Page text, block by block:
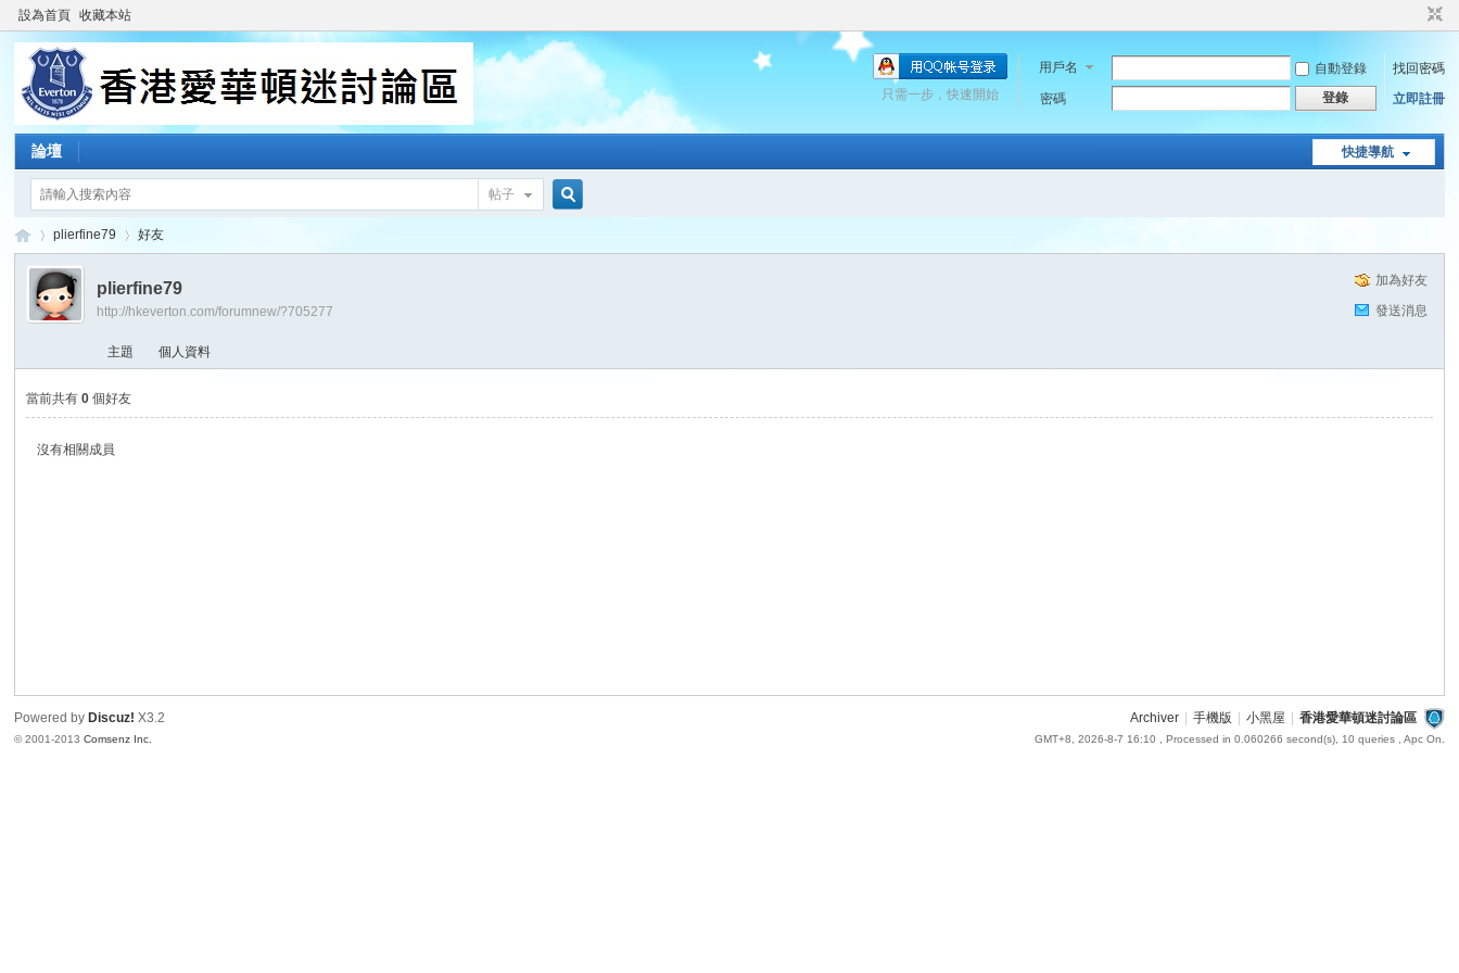
設為首頁 收藏本站
用戶名 自動登錄
找回密碼
密碼
登錄 立即註冊
只需一步，快速開始
快捷導航
論壇
帖子
›
plierfine79 好友
加為好友
發送消息
plierfine79
http://hkeverton.com/forumnew/?705277
主題 個人資料
當前共有0 個好友
沒有相關成員
Archiver 手機版 小黑屋 香港愛華頓迷討論區
GMT+8, 2026-8-7 16:10 , Processed in 0.060266 second(s), 10 queries , Apc On.
Powered by Discuz! X3.2
© 2001-2013Comsenz Inc.